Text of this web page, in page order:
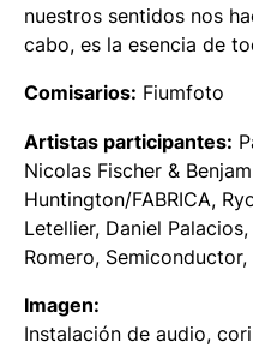
nuestros sentidos nos
cabo, es la esencia de
Comisarios: Fiumfoto
Artistas participantes:
Nicolas Fischer &
Huntington/FABRICA,
Letellier, Daniel
Romero, Semiconductor,
Imagen:
Instalación de audio,